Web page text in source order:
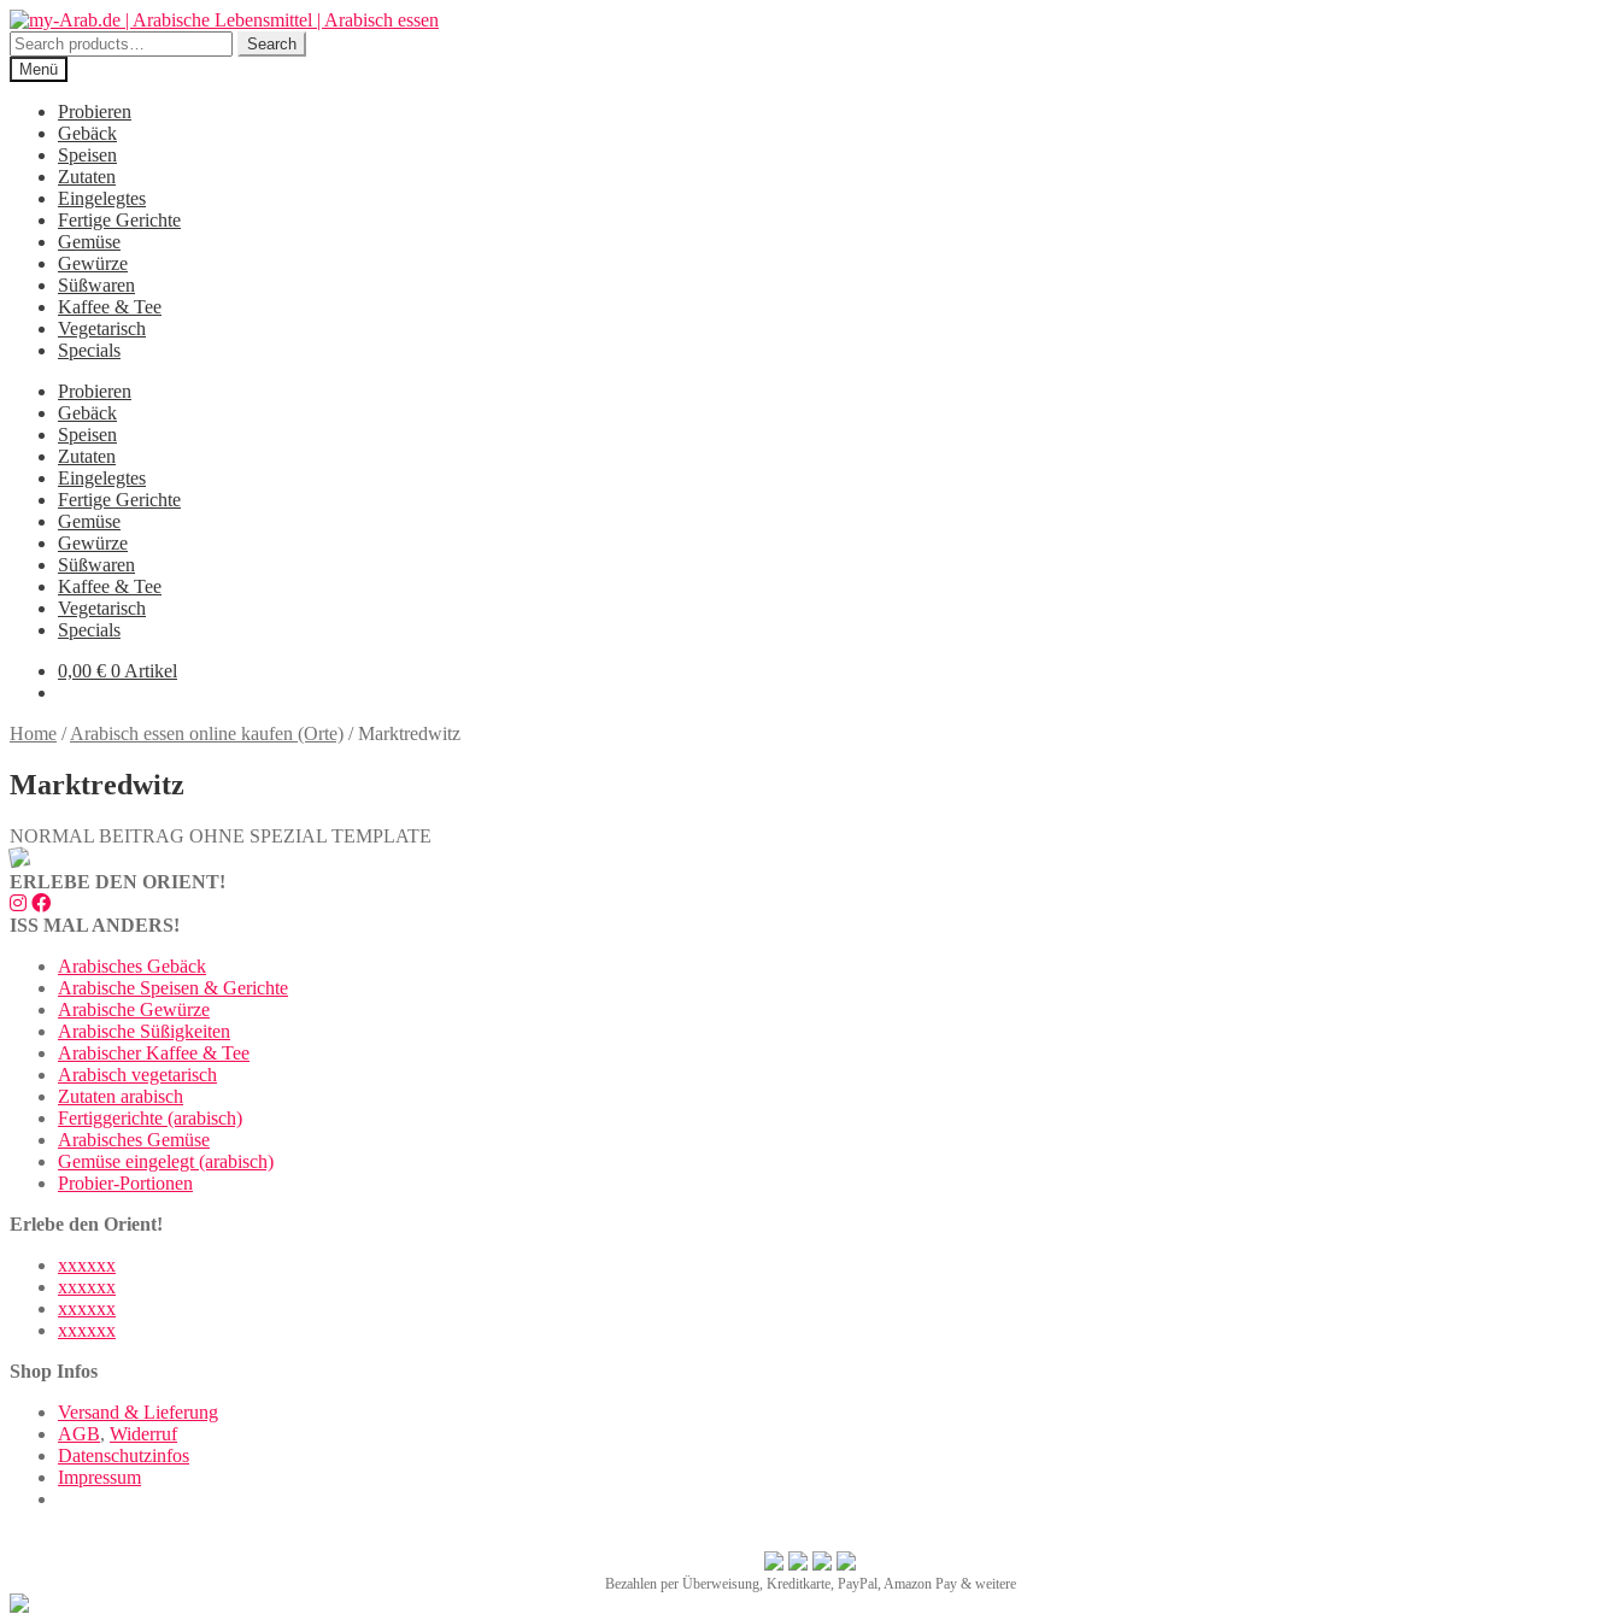
Zur
Navigation
springen
Zum
Inhalt
springen
Search
for:
Search
Menü
Probieren
Gebäck
Speisen
Zutaten
Eingelegtes
Fertige Gerichte
Gemüse
Gewürze
Süßwaren
Kaffee & Tee
Vegetarisch
Specials
Probieren
Gebäck
Speisen
Zutaten
Eingelegtes
Fertige Gerichte
Gemüse
Gewürze
Süßwaren
Kaffee & Tee
Vegetarisch
Specials
0,00 € 0 Artikel
Home /Arabisch essen online kaufen (Orte) /Marktredwitz
Marktredwitz
NORMAL BEITRAG OHNE SPEZIAL TEMPLATE
ERLEBE DEN ORIENT!
ISS MAL ANDERS!
Arabisches Gebäck
Arabische Speisen & Gerichte
Arabische Gewürze
Arabische Süßigkeiten
Arabischer Kaffee & Tee
Arabisch vegetarisch
Zutaten arabisch
Fertiggerichte (arabisch)
Arabisches Gemüse
Gemüse eingelegt (arabisch)
Probier-Portionen
Erlebe den Orient!
xxxxxx
xxxxxx
xxxxxx
xxxxxx
Shop Infos
Versand & Lieferung
AGB, Widerruf
Datenschutzinfos
Impressum